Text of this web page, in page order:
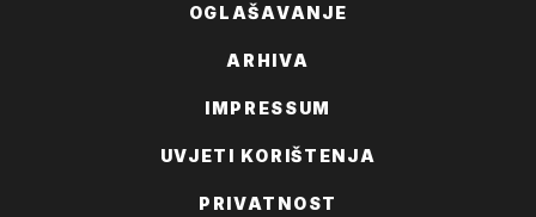
OGLAŠAVANJE
ARHIVA
IMPRESSUM
UVJETI KORIŠTENJA
PRIVATNOST